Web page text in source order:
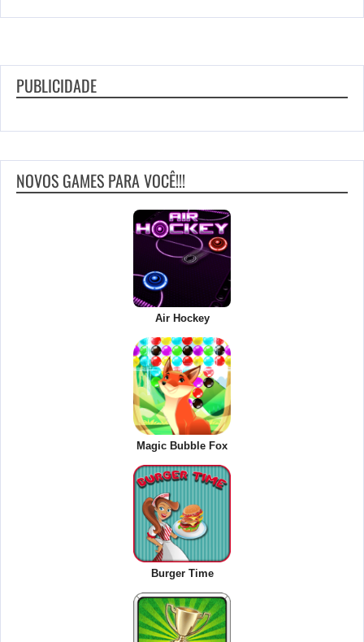
PUBLICIDADE
NOVOS GAMES PARA VOCÊ!!!
Air Hockey
Magic Bubble Fox
Burger Time